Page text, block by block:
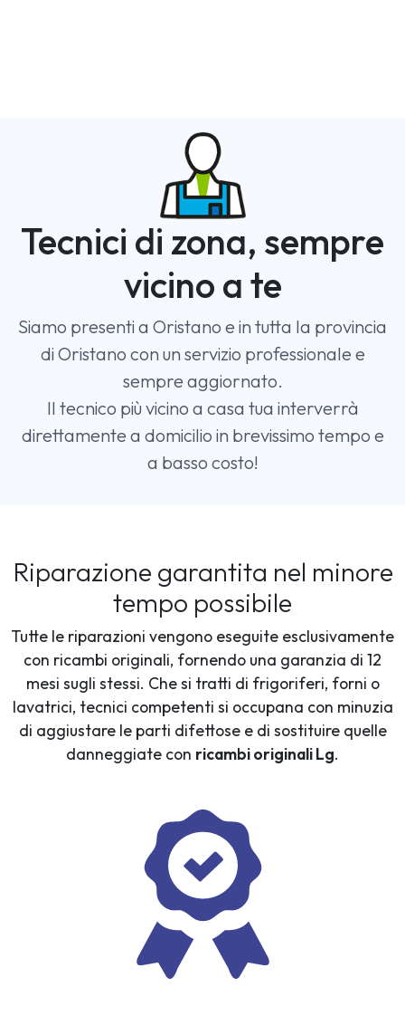
Tecnici di zona, sempre
vicino a te
Siamo presenti a Oristano e in tutta la provincia
di Oristano con un servizio professionale e
sempre aggiornato.
Il tecnico più vicino a casa tua interverrà
direttamente a domicilio in brevissimo tempo e
a basso costo!
Riparazione garantita nel minore
tempo possibile
Tutte le riparazioni vengono eseguite esclusivamente
con ricambi originali, fornendo una garanzia di 12
mesi sugli stessi. Che si tratti di frigoriferi, forni o
lavatrici, tecnici competenti si occupana con minuzia
di aggiustare le parti difettose e di sostituire quelle
danneggiate con ricambi originali Lg.